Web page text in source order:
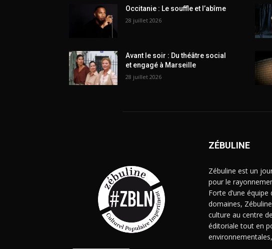
Occitanie : Le souffle et l’abîme
28 juillet 2026
Avant le soir : Du théâtre social
et engagé à Marseille
28 juillet 2026
ZÉBULINE
Zébuline est un
pour le
Forte d’une
domaines,
culture au centre
éditoriale tout en